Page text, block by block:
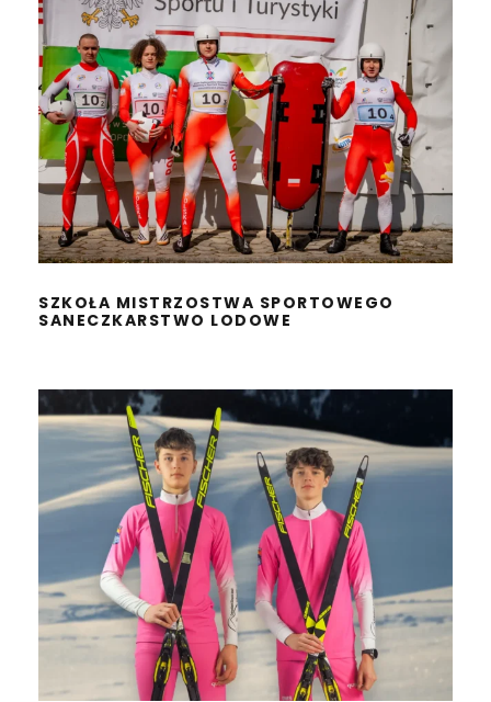
SZKOŁA MISTRZOSTWA
SPORTOWEGO
SANECZKARSTWO LODOWE
SZKOŁA MISTRZOSTWA SPORTOWEGO
SANECZKARSTWO LODOWE
SZKOŁA MISTRZOSTWA
SPORTOWEGO
NARCIARSTWO BIEGOWE